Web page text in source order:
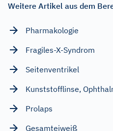
Weitere Artikel aus dem
Pharmakologie
Fragiles-X-Syndrom
Seitenventrikel
Kunststofflinse,
Prolaps
Gesamteiweiß